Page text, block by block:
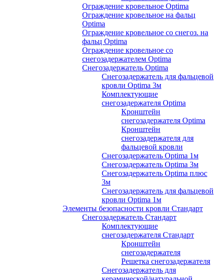
Ограждение кровельное Optima
Ограждение кровельное на фальц
Optima
Ограждение кровельное со снегоз. на
фальц Optima
Ограждение кровельное со
снегозадержателем Optima
Снегозадержатель Optima
Снегозадержатель для фальцевой
кровли Optima 3м
Комплектующие
снегозадержателя Optima
Кронштейн
снегозадержателя Optima
Кронштейн
снегозадержателя для
фальцевой кровли
Снегозадержатель Optima 1м
Снегозадержатель Optima 3м
Снегозадержатель Optima плюс
3м
Снегозадержатель для фальцевой
кровли Optima 1м
Элементы безопасности кровли Стандарт
Снегозадержатель Стандарт
Комплектующие
снегозадержателя Стандарт
Кронштейн
снегозадержателя
Решетка снегозадержателя
Снегозадержатель для